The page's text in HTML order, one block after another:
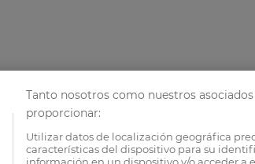
Tanto nosotros como nuestros
proporcionar:
Utilizar datos de localización geográfica
características del dispositivo para su